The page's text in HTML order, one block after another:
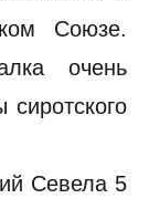
Союзе.
очень
Севела 5